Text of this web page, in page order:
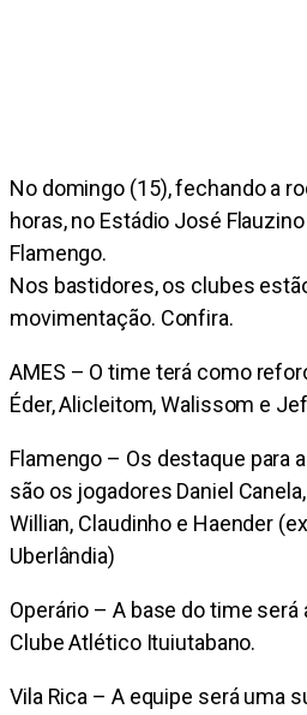
No domingo (15), fechando a
horas, no Estádio José
Flamengo.
Nos bastidores, os clubes
movimentação. Confira.
AMES – O time terá como
Éder, Alicleitom, Walissom e
Flamengo – Os destaque para
são os jogadores Daniel
Willian, Claudinho e Haender
Uberlândia)
Operário – A base do time
Clube Atlético Ituiutabano.
Vila Rica – A equipe será uma